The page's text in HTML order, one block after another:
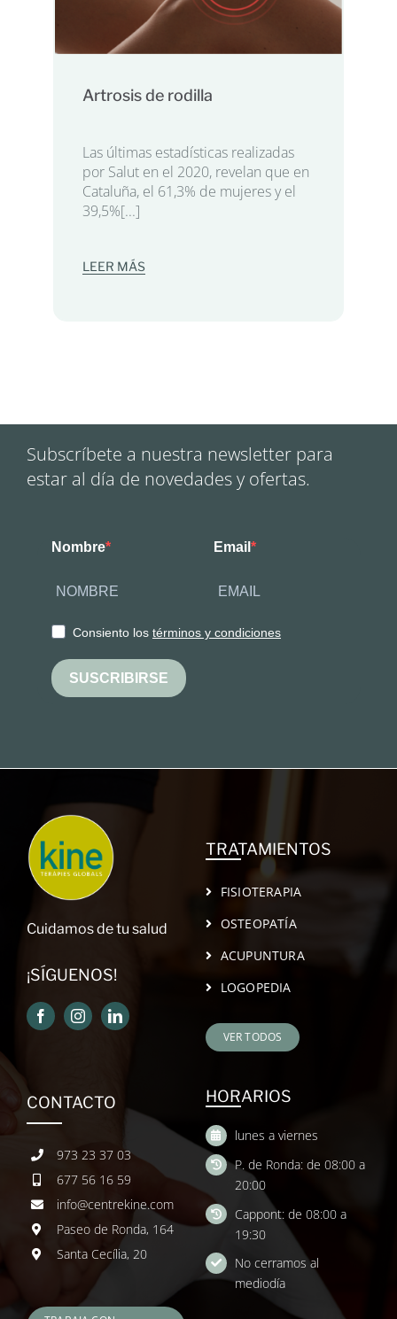
Artrosis de rodilla
Las últimas estadísticas realizadas
por Salut en el 2020, revelan que en
Cataluña, el 61,3% de mujeres y el
39,5%[...]
LEER MÁS
Subscríbete a nuestra newsletter para
estar al día de novedades y ofertas.
Nombre Email
Consiento los términos y condiciones
SUSCRIBIRSE
Cuidamos de tu salud
¡SÍGUENOS!
TRATAMIENTOS
FISIOTERAPIA
OSTEOPATÍA
ACUPUNTURA
LOGOPEDIA
VER TODOS
CONTACTO
973 23 37 03
677 56 16 59
info@centrekine.com
Paseo de Ronda, 164
Santa Cecília, 20
HORARIOS
lunes a viernes
P. de Ronda: de 08:00 a
20:00
Cappont: de 08:00 a
19:30
No cerramos al
mediodía